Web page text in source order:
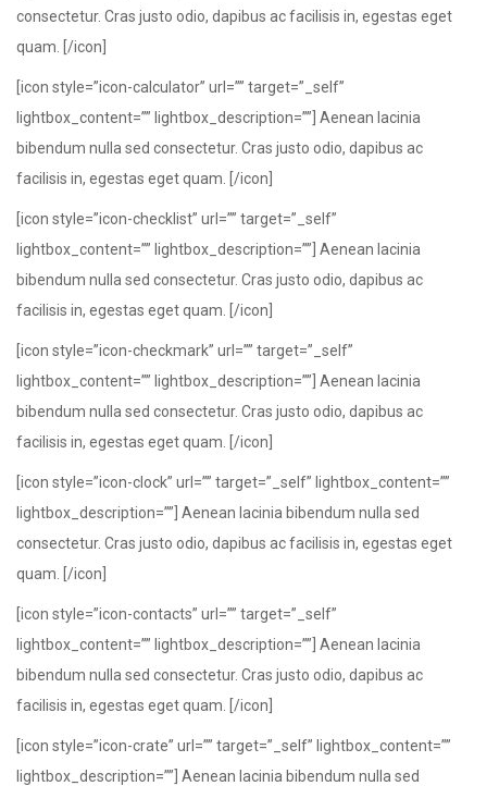
consectetur. Cras justo odio, dapibus ac facilisis in, egestas eget
quam. [/icon]
[icon style=”icon-calculator” url=”” target=”_self”
lightbox_content=”” lightbox_description=””] Aenean lacinia
bibendum nulla sed consectetur. Cras justo odio, dapibus ac
facilisis in, egestas eget quam. [/icon]
[icon style=”icon-checklist” url=”” target=”_self”
lightbox_content=”” lightbox_description=””] Aenean lacinia
bibendum nulla sed consectetur. Cras justo odio, dapibus ac
facilisis in, egestas eget quam. [/icon]
[icon style=”icon-checkmark” url=”” target=”_self”
lightbox_content=”” lightbox_description=””] Aenean lacinia
bibendum nulla sed consectetur. Cras justo odio, dapibus ac
facilisis in, egestas eget quam. [/icon]
[icon style=”icon-clock” url=”” target=”_self” lightbox_content=””
lightbox_description=””] Aenean lacinia bibendum nulla sed
consectetur. Cras justo odio, dapibus ac facilisis in, egestas eget
quam. [/icon]
[icon style=”icon-contacts” url=”” target=”_self”
lightbox_content=”” lightbox_description=””] Aenean lacinia
bibendum nulla sed consectetur. Cras justo odio, dapibus ac
facilisis in, egestas eget quam. [/icon]
[icon style=”icon-crate” url=”” target=”_self” lightbox_content=””
lightbox_description=””] Aenean lacinia bibendum nulla sed